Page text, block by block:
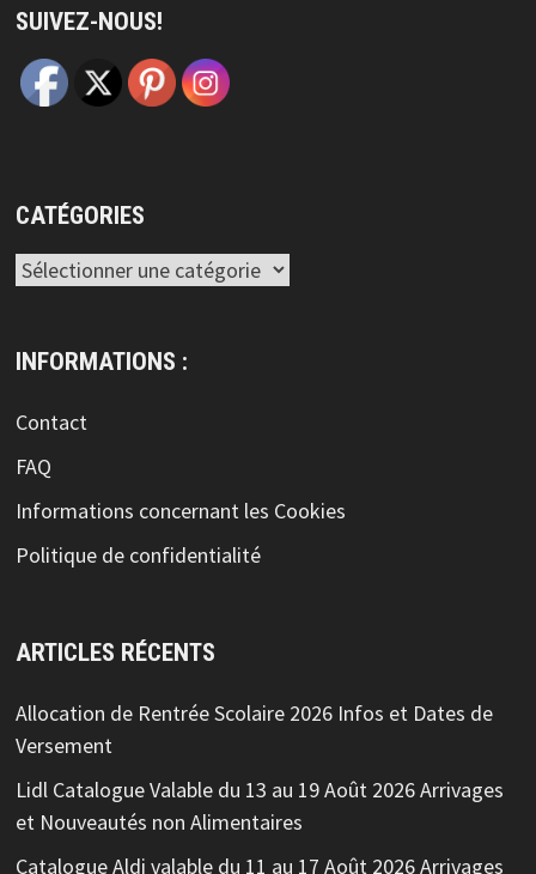
SUIVEZ-NOUS!
CATÉGORIES
Catégories
INFORMATIONS :
Contact
FAQ
Informations concernant les Cookies
Politique de confidentialité
ARTICLES RÉCENTS
Allocation de Rentrée Scolaire 2026 Infos et Dates de
Versement
Lidl Catalogue Valable du 13 au 19 Août 2026 Arrivages
et Nouveautés non Alimentaires
Catalogue Aldi valable du 11 au 17 Août 2026 Arrivages